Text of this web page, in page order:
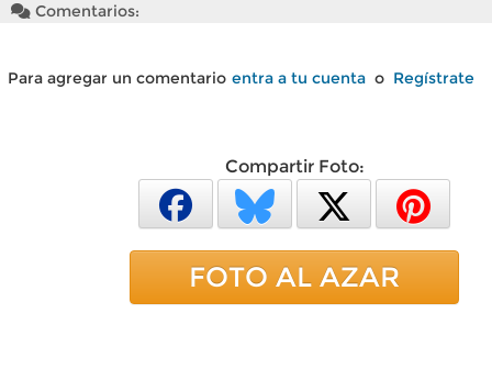
Comentarios:
Para agregar un comentario entra a tu cuenta o Regístrate
Compartir Foto:
FOTO AL AZAR